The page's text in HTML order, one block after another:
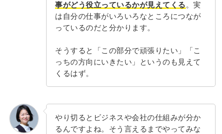
事がどう役立っているかが見えてくる 。実
は自分の仕事がいろいろなところにつなが
っているのだと分かります。
そうすると「この部分で頑張りたい」「こ
っちの方向にいきたい」というのも見えて
くるはず。
やり切るとビジネスや会社の仕組みが分か
るんですよね。そう言えるまでやってみな